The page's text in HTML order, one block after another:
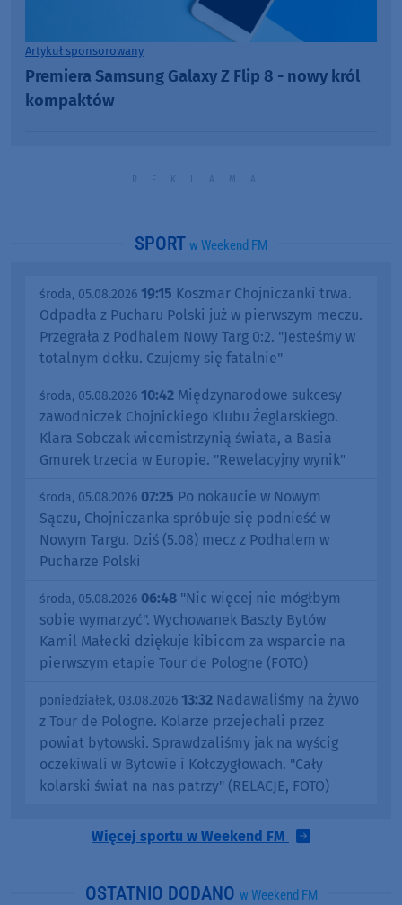
Artykuł sponsorowany
Premiera Samsung Galaxy Z Flip 8 - nowy król
kompaktów
SPORT w Weekend FM
środa, 05.08.2026 19:15 Koszmar Chojniczanki trwa.
Odpadła z Pucharu Polski już w pierwszym meczu.
Przegrała z Podhalem Nowy Targ 0:2. "Jesteśmy w
totalnym dołku. Czujemy się fatalnie"
środa, 05.08.2026 10:42 Międzynarodowe sukcesy
zawodniczek Chojnickiego Klubu Żeglarskiego.
Klara Sobczak wicemistrzynią świata, a Basia
Gmurek trzecia w Europie. "Rewelacyjny wynik"
środa, 05.08.2026 07:25 Po nokaucie w Nowym
Sączu, Chojniczanka spróbuje się podnieść w
Nowym Targu. Dziś (5.08) mecz z Podhalem w
Pucharze Polski
środa, 05.08.2026 06:48 "Nic więcej nie mógłbym
sobie wymarzyć". Wychowanek Baszty Bytów
Kamil Małecki dziękuje kibicom za wsparcie na
pierwszym etapie Tour de Pologne (FOTO)
poniedziałek, 03.08.2026 13:32 Nadawaliśmy na żywo
z Tour de Pologne. Kolarze przejechali przez
powiat bytowski. Sprawdzaliśmy jak na wyścig
oczekiwali w Bytowie i Kołczygłowach. "Cały
kolarski świat na nas patrzy" (RELACJE, FOTO)
Więcej sportu w Weekend FM
OSTATNIO DODANO w Weekend FM